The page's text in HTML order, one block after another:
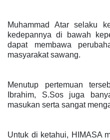
Muhammad Atar selaku
kedepannya di bawah
dapat membawa
masyarakat sawang.
Menutup pertemuan
Ibrahim, S.Sos juga
masukan serta sangat
Untuk di ketahui, HIMASA